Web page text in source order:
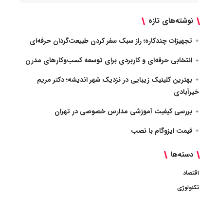
نوشته‌های تازه
تجهیزات چندکاره؛ راز سبک سفر کردن طبیعت‌گردان حرفه‌ای
انتخابی حرفه‌ای و کاربردی برای توسعه کسب‌وکارهای مدرن
بهترین کلینیک زیبایی در نزدیک شهر اندیشه؛ دکتر مریم
خیرآبادی
بررسی کیفیت آموزشی مدارس خصوصی در تهران
قیمت ایزوگام با نصب
دسته‌ها
اقتصاد
تکنولوژی